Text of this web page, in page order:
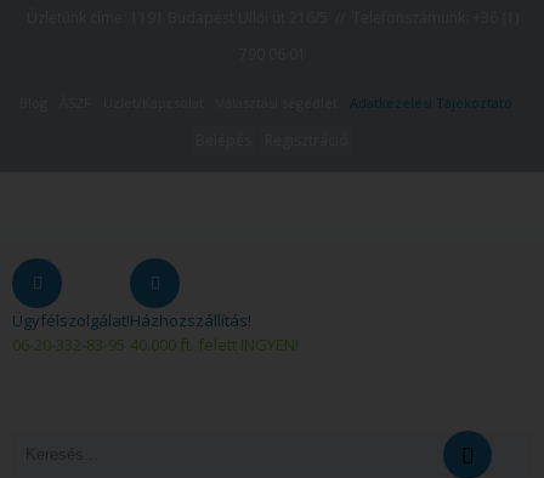
Adatkezelési Tájékoztató
Ügyfélszolgálat!
06-20-332-83-95
Házhozszállítás!
40.000 ft. felett INGYEN!